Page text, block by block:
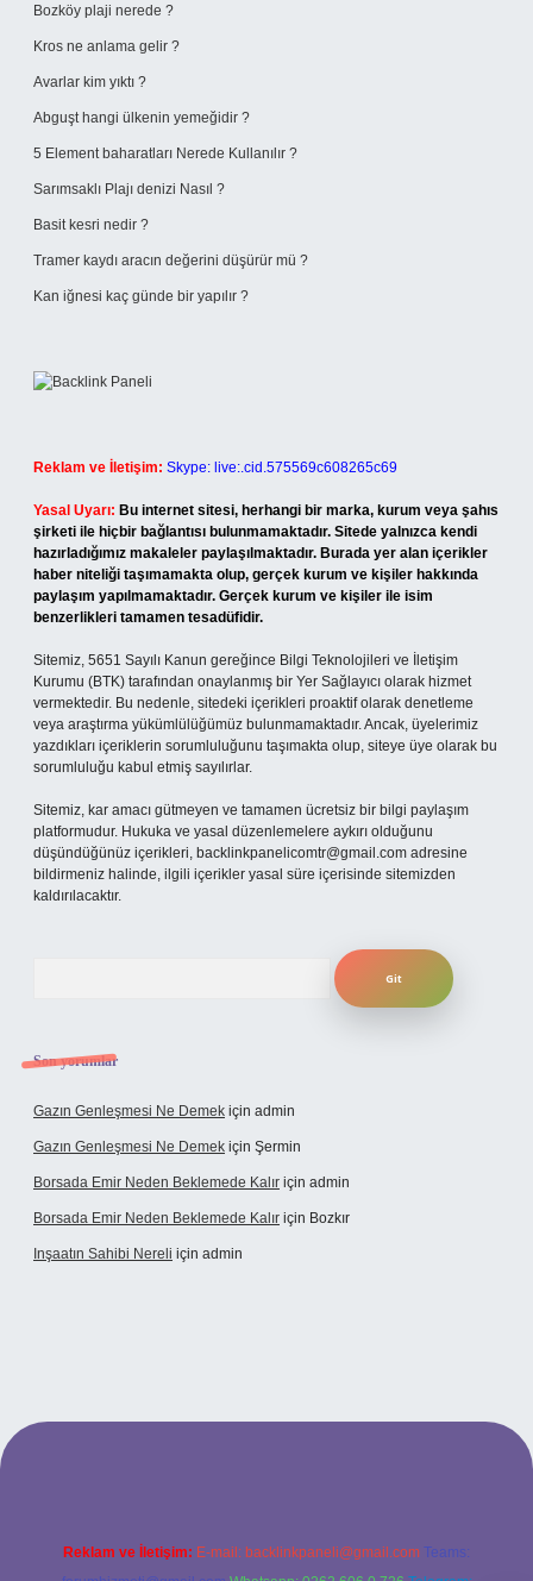
Bozköy plaji nerede ?
Kros ne anlama gelir ?
Avarlar kim yıktı ?
Abguşt hangi ülkenin yemeğidir ?
5 Element baharatları Nerede Kullanılır ?
Sarımsaklı Plajı denizi Nasıl ?
Basit kesri nedir ?
Tramer kaydı aracın değerini düşürür mü ?
Kan iğnesi kaç günde bir yapılır ?
Reklam ve İletişim: Skype: live:.cid.575569c608265c69
Yasal Uyarı: Bu internet sitesi, herhangi bir marka, kurum veya şahıs
şirketi ile hiçbir bağlantısı bulunmamaktadır. Sitede yalnızca kendi
hazırladığımız makaleler paylaşılmaktadır. Burada yer alan içerikler
haber niteliği taşımamakta olup, gerçek kurum ve kişiler hakkında
paylaşım yapılmamaktadır. Gerçek kurum ve kişiler ile isim
benzerlikleri tamamen tesadüfidir.
Sitemiz, 5651 Sayılı Kanun gereğince Bilgi Teknolojileri ve İletişim
Kurumu (BTK) tarafından onaylanmış bir Yer Sağlayıcı olarak hizmet
vermektedir. Bu nedenle, sitedeki içerikleri proaktif olarak denetleme
veya araştırma yükümlülüğümüz bulunmamaktadır. Ancak, üyelerimiz
yazdıkları içeriklerin sorumluluğunu taşımakta olup, siteye üye olarak bu
sorumluluğu kabul etmiş sayılırlar.
Sitemiz, kar amacı gütmeyen ve tamamen ücretsiz bir bilgi paylaşım
platformudur. Hukuka ve yasal düzenlemelere aykırı olduğunu
düşündüğünüz içerikleri, backlinkpanelicomtr@gmail.com adresine
bildirmeniz halinde, ilgili içerikler yasal süre içerisinde sitemizden
kaldırılacaktır.
Son yorumlar
Gazın Genleşmesi Ne Demek için admin
Gazın Genleşmesi Ne Demek için Şermin
Borsada Emir Neden Beklemede Kalır için admin
Borsada Emir Neden Beklemede Kalır için Bozkır
Inşaatın Sahibi Nereli için admin
Reklam ve İletişim: E-mail: backlinkpaneli@gmail.com Teams: